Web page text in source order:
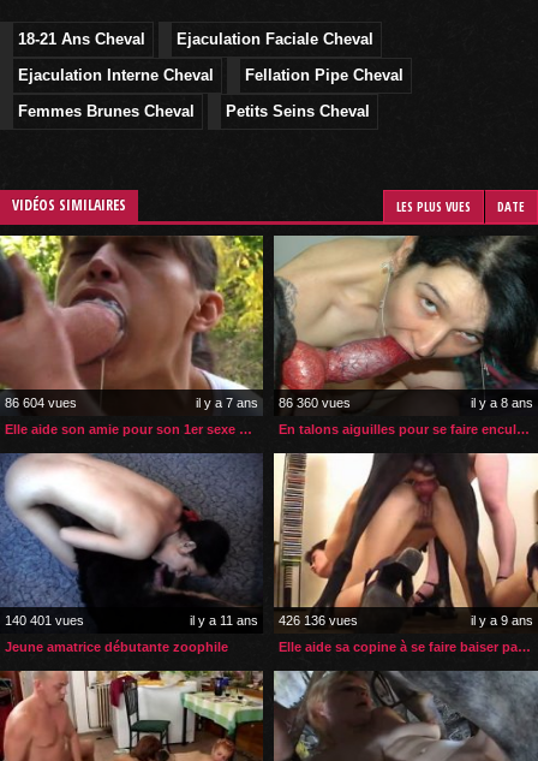
18-21 Ans Cheval
Ejaculation Faciale Cheval
Ejaculation Interne Cheval
Fellation Pipe Cheval
Femmes Brunes Cheval
Petits Seins Cheval
VIDÉOS SIMILAIRES LES PLUS VUES DATE
86 604 vues
il y a 7 ans
Elle aide son amie pour son 1er sexe et sperme de cheval
86 360 vues
il y a 8 ans
En talons aiguilles pour se faire enculer par son chien
140 401 vues
il y a 11 ans
Jeune amatrice débutante zoophile
426 136 vues
il y a 9 ans
Elle aide sa copine à se faire baiser par le chien